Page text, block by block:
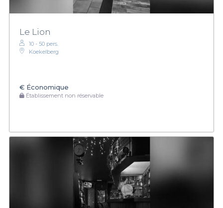
Le Lion
10 - 50 pers.
Koekelberg
€ Économique
Établissement non réservable